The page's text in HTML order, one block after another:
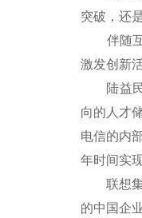
突破，还
伴随互
激发创新
陆益民
向的人才
电信的内
年时间实
联想集
的中国企